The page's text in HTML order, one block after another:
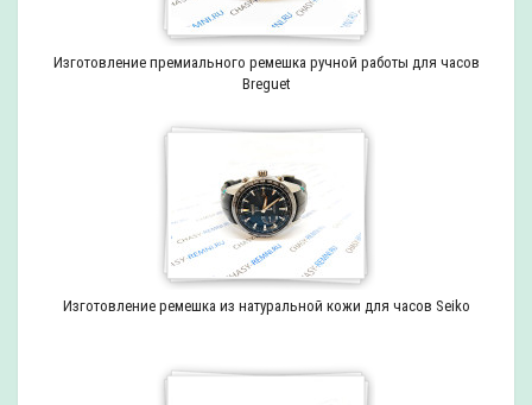
Изготовление премиального ремешка ручной работы для часов
Breguet
Изготовление ремешка из натуральной кожи для часов Seiko